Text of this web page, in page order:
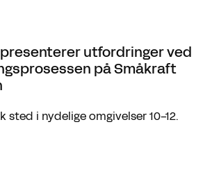
utfordringer ved
på Småkraft
sted i nydelige omgivelser 10-12.